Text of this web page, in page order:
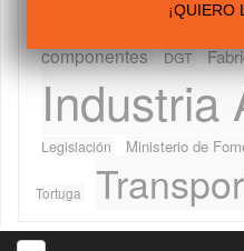
componentes DGT
Industria
Legislación
Ministerio de
Tortuga
¡QUIERO